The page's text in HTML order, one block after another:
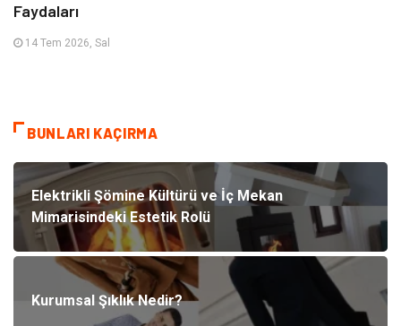
Faydaları
14 Tem 2026, Sal
BUNLARI KAÇIRMA
Elektrikli Şömine Kültürü ve İç Mekan
Mimarisindeki Estetik Rolü
Kurumsal Şıklık Nedir?